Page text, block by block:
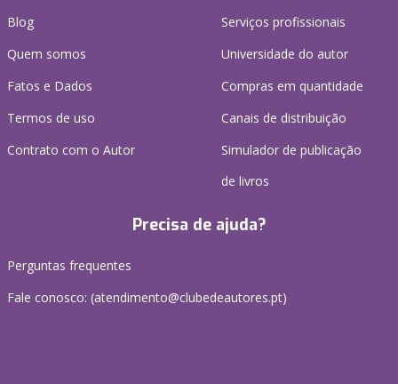
Blog
Quem somos
Fatos e Dados
Termos de uso
Contrato com o Autor
Serviços profissionais
Universidade do autor
Compras em quantidade
Canais de distribuição
Simulador de publicação
de livros
Precisa de ajuda?
Perguntas frequentes
Fale conosco: (atendimento@clubedeautores.pt)